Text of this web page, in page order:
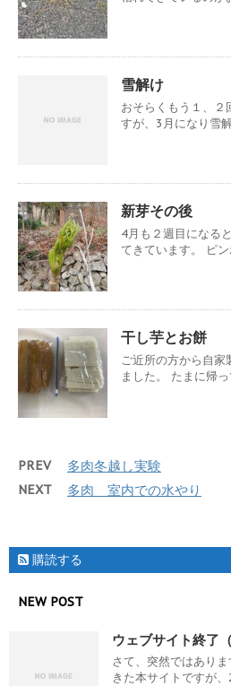
雪解け
おそらくもう１、２
すが、3月になり雪
新芽その後
4月も２週目になる
てきています。 ピ
干し芋とお餅
ご近所の方から自家
ました。 たまに帰
PREV 多肉冬越し実験
NEXT 多肉 室内での水やり
購読する
NEW POST
ウェブサイト終了
さて、突然ではあり
きた本サイトですが